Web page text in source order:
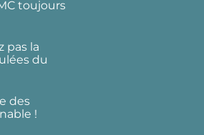
toujours
pas la
du
des
!